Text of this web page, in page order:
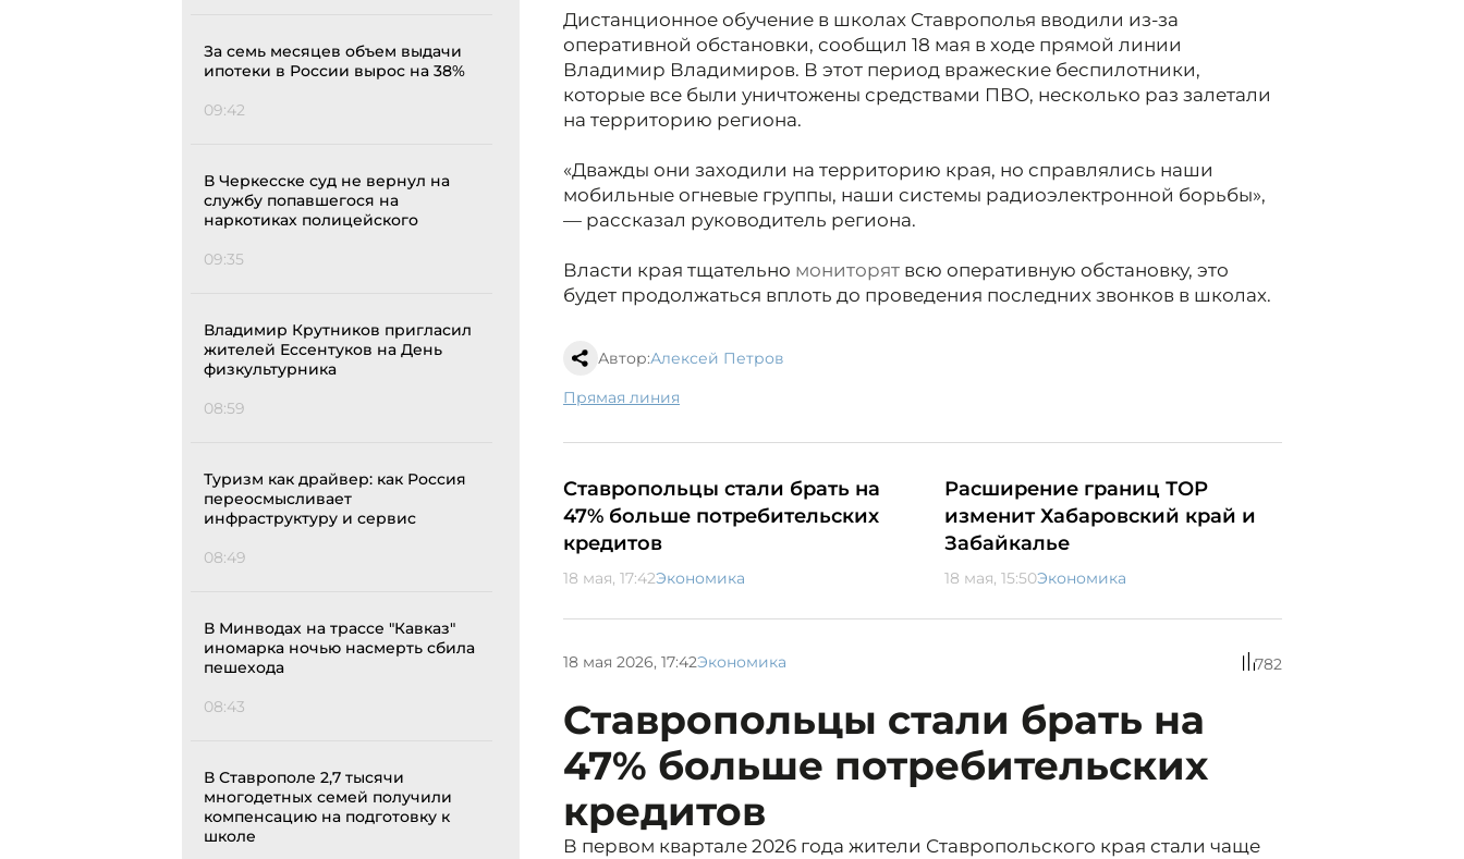
За семь месяцев объем выдачи
ипотеки в России вырос на 38%
09:42
В Черкесске суд не вернул на
службу попавшегося на
наркотиках полицейского
09:35
Владимир Крутников пригласил
жителей Ессентуков на День
физкультурника
08:59
Туризм как драйвер: как Россия
переосмысливает
инфраструктуру и сервис
08:49
В Минводах на трассе "Кавказ"
иномарка ночью насмерть сбила
пешехода
08:43
В Ставрополе 2,7 тысячи
многодетных семей получили
компенсацию на подготовку к
школе
Дистанционное обучение в школах Ставрополья вводили из-за
оперативной обстановки, сообщил 18 мая в ходе прямой линии
Владимир Владимиров. В этот период вражеские беспилотники,
которые все были уничтожены средствами ПВО, несколько раз залетали
на территорию региона.
«Дважды они заходили на территорию края, но справлялись наши
мобильные огневые группы, наши системы радиоэлектронной борьбы»,
— рассказал руководитель региона.
Власти края тщательно мониторят всю оперативную обстановку, это
будет продолжаться вплоть до проведения последних звонков в школах.
Автор:Алексей Петров
Прямая линия
Ставропольцы стали брать на
47% больше потребительских
кредитов
18 мая, 17:42Экономика
Расширение границ ТОР
изменит Хабаровский край и
Забайкалье
18 мая, 15:50Экономика
18 мая 2026, 17:42Экономика 782
Ставропольцы стали брать на
47% больше потребительских
кредитов
В первом квартале 2026 года жители Ставропольского края стали чаще